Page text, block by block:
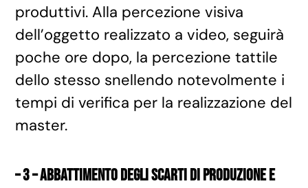
produttivi. Alla percezione visiva
dell’oggetto realizzato a video, seguirà
poche ore dopo, la percezione tattile
dello stesso snellendo notevolmente i
tempi di verifica per la realizzazione del
master.
– 3 – abbattimento degli scarti di produzione e